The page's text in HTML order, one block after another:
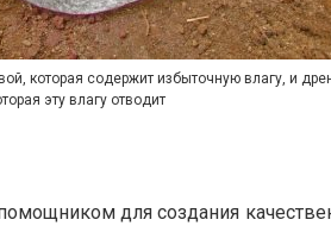
которая содержит избыточную влагу, и
эту влагу отводит
для создания